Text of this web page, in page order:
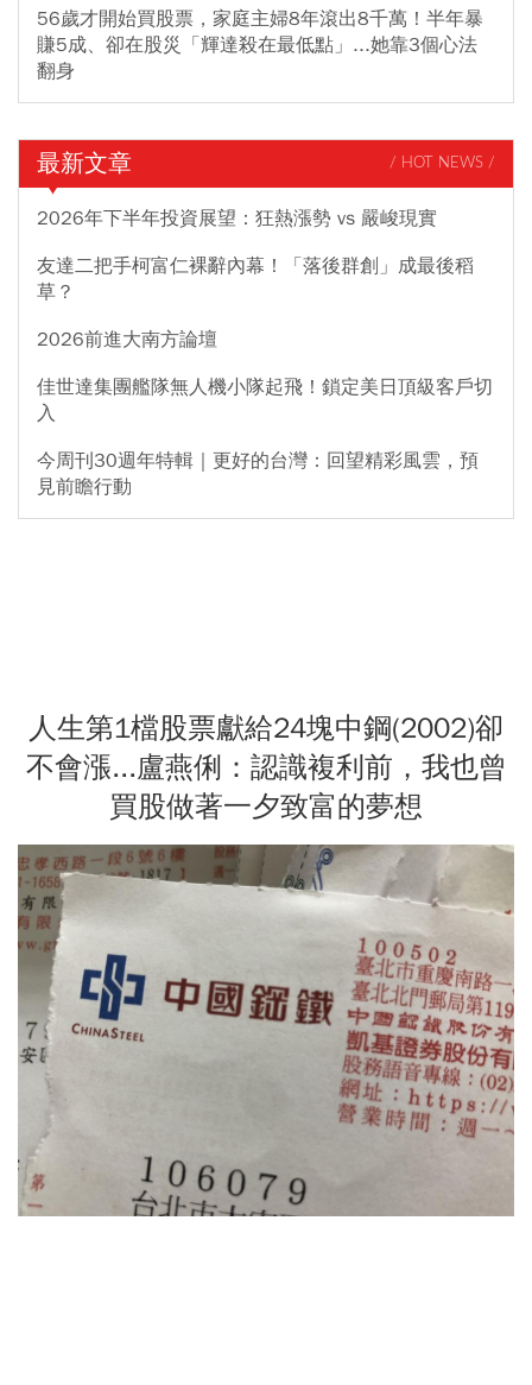
56歲才開始買股票，家庭主婦8年滾出8千萬！半年暴
賺5成、卻在股災「輝達殺在最低點」...她靠3個心法
翻身
最新文章 / HOT NEWS /
2026年下半年投資展望：狂熱漲勢 vs 嚴峻現實
友達二把手柯富仁裸辭內幕！「落後群創」成最後稻
草？
2026前進大南方論壇
佳世達集團艦隊無人機小隊起飛！鎖定美日頂級客戶切
入
今周刊30週年特輯｜更好的台灣：回望精彩風雲，預
見前瞻行動
人生第1檔股票獻給24塊中鋼(2002)卻
不會漲...盧燕俐：認識複利前，我也曾
買股做著一夕致富的夢想